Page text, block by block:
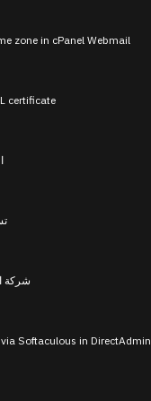
zone in cPanel Webmail
certificate
شركة
Softaculous in DirectAdmin